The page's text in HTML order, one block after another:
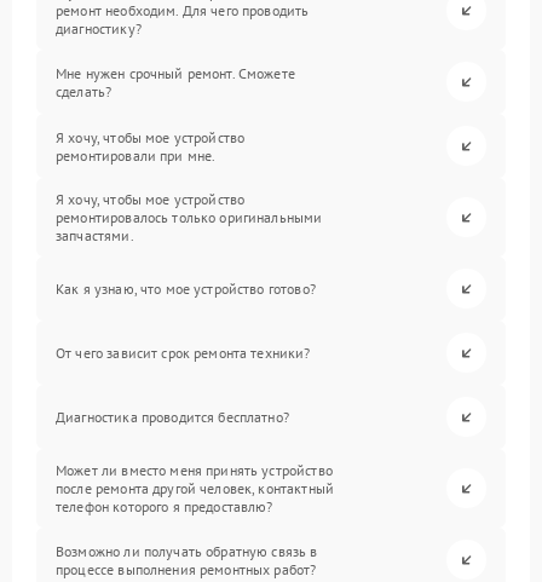
ремонт необходим. Для чего проводить
диагностику?
Мне нужен срочный ремонт. Сможете
сделать?
Я хочу, чтобы мое устройство
ремонтировали при мне.
Я хочу, чтобы мое устройство
ремонтировалось только оригинальными
запчастями.
Как я узнаю, что мое устройство готово?
От чего зависит срок ремонта техники?
Диагностика проводится бесплатно?
Может ли вместо меня принять устройство
после ремонта другой человек, контактный
телефон которого я предоставлю?
Возможно ли получать обратную связь в
процессе выполнения ремонтных работ?